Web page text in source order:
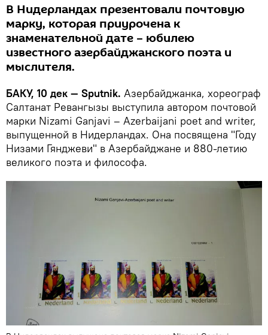
В Нидерландах презентовали почтовую
марку, которая приурочена к
знаменательной дате – юбилею
известного азербайджанского поэта и
мыслителя.
БАКУ, 10 дек — Sputnik. Азербайджанка, хореограф
Салтанат Ревангызы выступила автором почтовой
марки Nizami Ganjavi – Azerbaijani poet and writer,
выпущенной в Нидерландах. Она посвящена "Году
Низами Гянджеви" в Азербайджане и 880-летию
великого поэта и философа.